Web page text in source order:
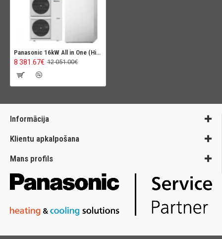
Panasonic 16kW All in One (High Perfomance)
8 381.67€ 12 051.00€
Informācija
Klientu apkalpošana
Mans profils